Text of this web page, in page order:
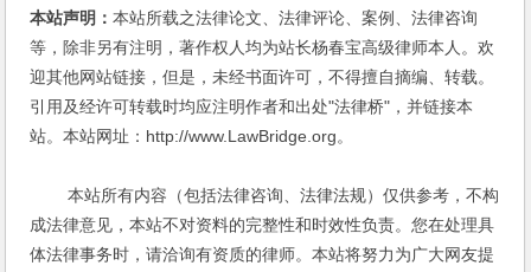
本站声明：本站所载之法律论文、法律评论、案例、法律咨询
等，除非另有注明，著作权人均为站长杨春宝高级律师本人。欢
迎其他网站链接，但是，未经书面许可，不得擅自摘编、转载。
引用及经许可转载时均应注明作者和出处"法律桥"，并链接本
站。本站网址：http://www.LawBridge.org。
本站所有内容（包括法律咨询、法律法规）仅供参考，不构
成法律意见，本站不对资料的完整性和时效性负责。您在处理具
体法律事务时，请洽询有资质的律师。本站将努力为广大网友提